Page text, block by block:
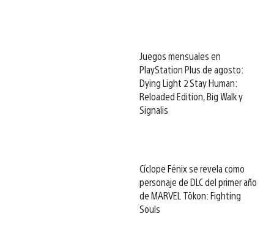
Juegos mensuales en
PlayStation Plus de agosto:
Dying Light 2 Stay Human:
Reloaded Edition, Big Walk y
Signalis
Cíclope Fénix se revela como
personaje de DLC del primer año
de MARVEL Tōkon: Fighting
Souls